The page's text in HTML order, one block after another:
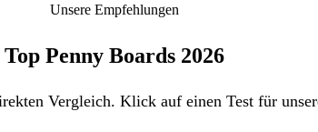
Unsere Empfehlungen
Top Penny Boards 2026
Vergleich. Klick auf einen Test für